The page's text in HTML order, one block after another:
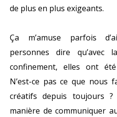
de plus en plus exigeants.
Ça m’amuse parfois
personnes dire
confinement, elles ont
N’est-ce pas ce que nous
créatifs depuis toujours
manière de communiquer